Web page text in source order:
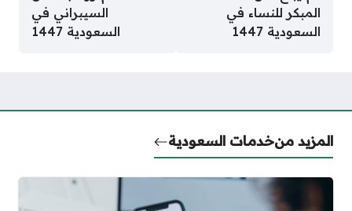
المبكر للنساء في
السعودية 1447
السيبراني في
السعودية 1447
المزيد منخدمات السعودية